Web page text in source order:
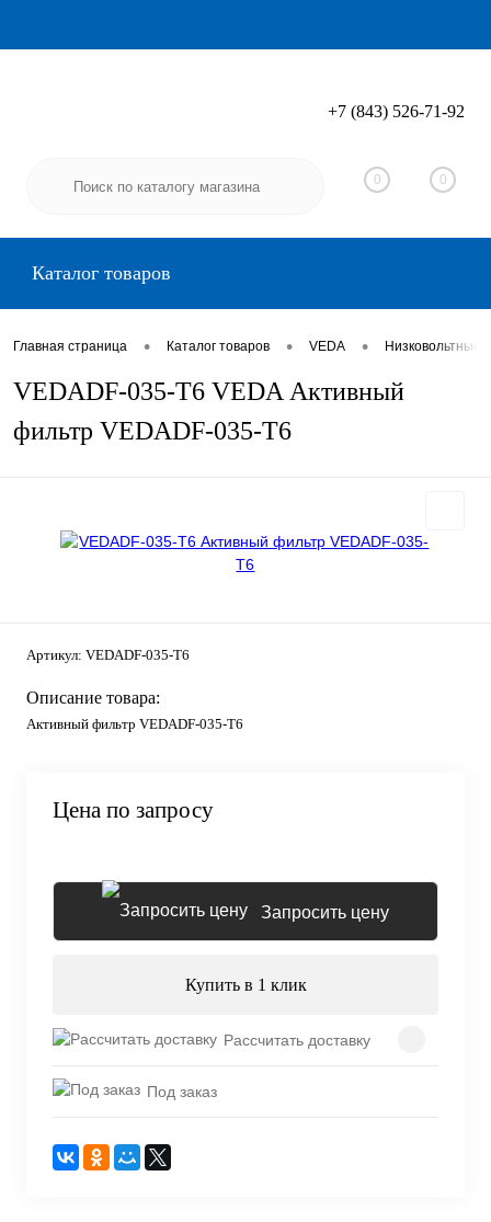
Вход Регистрация
+7 (843) 526-71-92
0 0
Каталог товаров
Главная страница • Каталог товаров • VEDA •
VEDADF-035-T6 VEDA Активный
фильтр VEDADF-035-T6
Артикул: VEDADF-035-T6
Описание товара:
Активный фильтр VEDADF-035-T6
Цена по запросу
Запросить цену
Купить в 1 клик
Рассчитать доставку
Под заказ